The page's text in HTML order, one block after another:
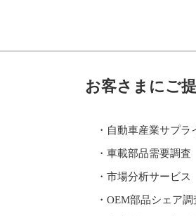
お客さまにご
・自動車産業サプ
・車載部品需要調査
・市場分析サービス
・OEM部品シェア調